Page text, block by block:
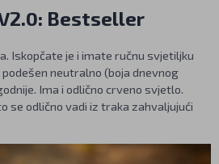
Bestseller
Iskopčate je i imate ručnu svjetiljku
neutralno (boja dnevnog
Ima i odlično crveno svjetlo.
se odlično vadi iz traka zahvaljujući